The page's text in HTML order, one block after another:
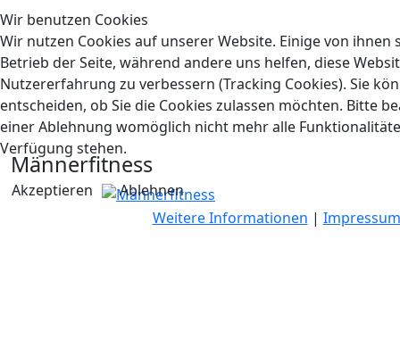
Männerfitness
Wir benutzen Cookies
Wir nutzen Cookies auf unserer Website. Einige von ihnen
Betrieb der Seite, während andere uns helfen, diese
Nutzererfahrung zu verbessern (Tracking Cookies). Sie
entscheiden, ob Sie die Cookies zulassen möchten. Bitte
einer Ablehnung womöglich nicht mehr alle
Verfügung stehen.
Akzeptieren
Ablehnen
Weitere Informationen | Impressum